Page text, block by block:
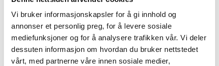
Vi bruker informasjonskapsler for å gi innhold og
annonser et personlig preg, for å levere sosiale
mediefunksjoner og for å analysere trafikken vår. Vi deler
dessuten informasjon om hvordan du bruker nettstedet
vårt, med partnerne våre innen sosiale medier,
Andre kunder har også kjøpt